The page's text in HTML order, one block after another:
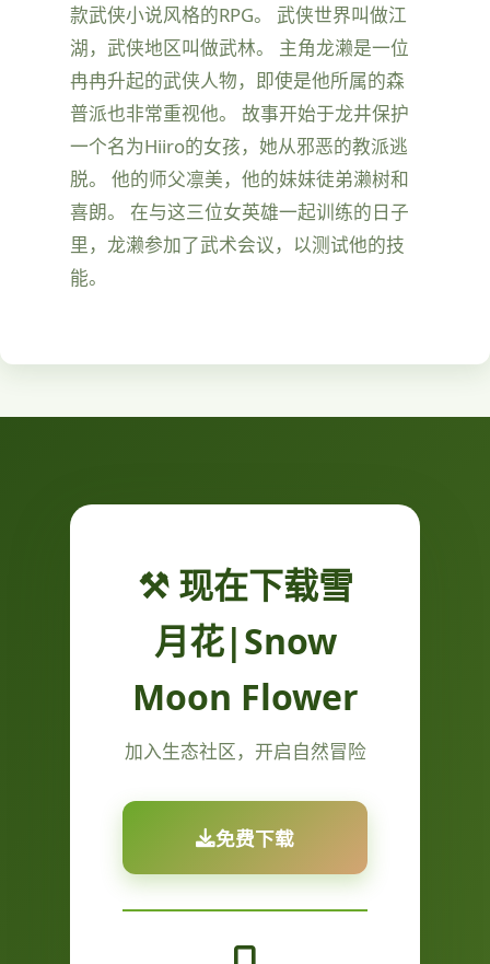
款武侠小说风格的RPG。 武侠世界叫做江
湖，武侠地区叫做武林。 主角龙濑是一位
冉冉升起的武侠人物，即使是他所属的森
普派也非常重视他。 故事开始于龙井保护
一个名为Hiiro的女孩，她从邪恶的教派逃
脱。 他的师父凛美，他的妹妹徒弟濑树和
喜朗。 在与这三位女英雄一起训练的日子
里，龙濑参加了武术会议，以测试他的技
能。
⚒️ 现在下载雪
月花|Snow
Moon Flower
加入生态社区，开启自然冒险
免费下载